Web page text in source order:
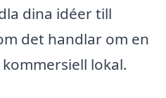
dina idéer till
det handlar om en
lokal.